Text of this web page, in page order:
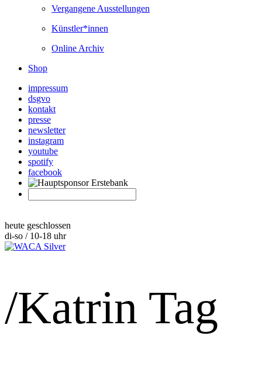
Vergangene Ausstellungen
Künstler*innen
Online Archiv
Shop
impressum
dsgvo
kontakt
presse
newsletter
instagram
youtube
spotify
facebook
heute geschlossen
di-so / 10-18 uhr
/Katrin Tag